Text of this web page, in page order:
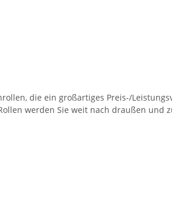
die ein großartiges Preis-/
werden Sie weit nach draußen und